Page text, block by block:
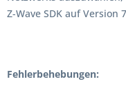
Z-Wave SDK auf
Fehlerbehebungen: